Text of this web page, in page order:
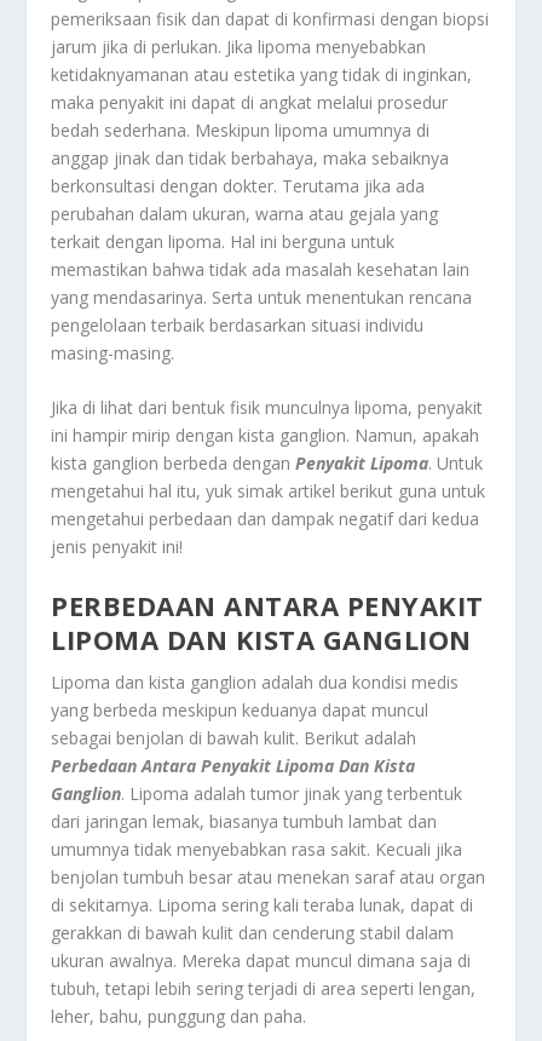
pemeriksaan fisik dan dapat di konfirmasi dengan biopsi
jarum jika di perlukan. Jika lipoma menyebabkan
ketidaknyamanan atau estetika yang tidak di inginkan,
maka penyakit ini dapat di angkat melalui prosedur
bedah sederhana. Meskipun lipoma umumnya di
anggap jinak dan tidak berbahaya, maka sebaiknya
berkonsultasi dengan dokter. Terutama jika ada
perubahan dalam ukuran, warna atau gejala yang
terkait dengan lipoma. Hal ini berguna untuk
memastikan bahwa tidak ada masalah kesehatan lain
yang mendasarinya. Serta untuk menentukan rencana
pengelolaan terbaik berdasarkan situasi individu
masing-masing.
Jika di lihat dari bentuk fisik munculnya lipoma, penyakit
ini hampir mirip dengan kista ganglion. Namun, apakah
kista ganglion berbeda denganPenyakit Lipoma. Untuk
mengetahui hal itu, yuk simak artikel berikut guna untuk
mengetahui perbedaan dan dampak negatif dari kedua
jenis penyakit ini!
PERBEDAAN ANTARA PENYAKIT
LIPOMA DAN KISTA GANGLION
Lipoma dan kista ganglion adalah dua kondisi medis
yang berbeda meskipun keduanya dapat muncul
sebagai benjolan di bawah kulit. Berikut adalah
Perbedaan Antara Penyakit Lipoma Dan Kista
Ganglion. Lipoma adalah tumor jinak yang terbentuk
dari jaringan lemak, biasanya tumbuh lambat dan
umumnya tidak menyebabkan rasa sakit. Kecuali jika
benjolan tumbuh besar atau menekan saraf atau organ
di sekitarnya. Lipoma sering kali teraba lunak, dapat di
gerakkan di bawah kulit dan cenderung stabil dalam
ukuran awalnya. Mereka dapat muncul dimana saja di
tubuh, tetapi lebih sering terjadi di area seperti lengan,
leher, bahu, punggung dan paha.